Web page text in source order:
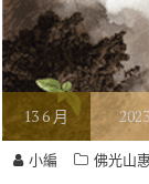
136 月 2023
小編 佛光山